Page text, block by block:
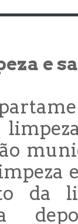
e
da